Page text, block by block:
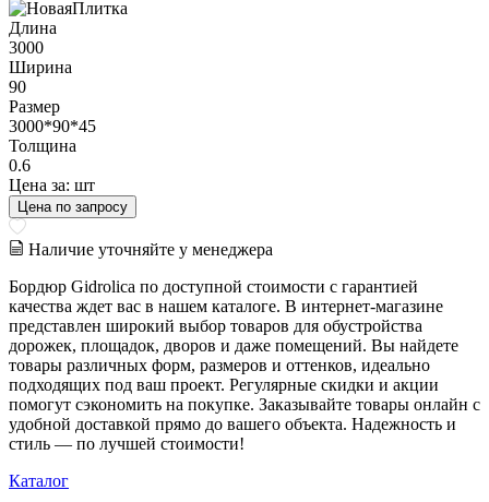
Длина
3000
Ширина
90
Размер
3000*90*45
Толщина
0.6
Цена за: шт
Цена по запросу
Наличие уточняйте у менеджера
Бордюр Gidrolica по доступной стоимости с гарантией
качества ждет вас в нашем каталоге. В интернет-магазине
представлен широкий выбор товаров для обустройства
дорожек, площадок, дворов и даже помещений. Вы найдете
товары различных форм, размеров и оттенков, идеально
подходящих под ваш проект. Регулярные скидки и акции
помогут сэкономить на покупке. Заказывайте товары онлайн с
удобной доставкой прямо до вашего объекта. Надежность и
стиль — по лучшей стоимости!
Каталог